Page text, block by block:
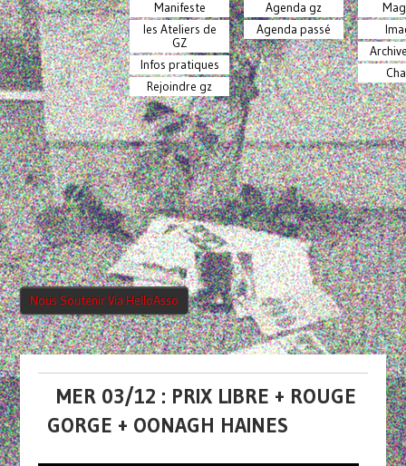
Manifeste
les Ateliers de
GZ
Infos pratiques
Rejoindre gz
Agenda gz
Agenda passé
Nous Soutenir Via HelloAsso
MER 03/12 : PRIX LIBRE + ROUGE
GORGE + OONAGH HAINES